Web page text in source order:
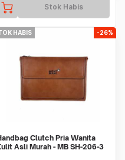
Stok Habis
HABIS -26%
Clutch Pria Wanita
Asli Murah - MB SH-206-3